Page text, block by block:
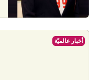
أخبار عالميّة